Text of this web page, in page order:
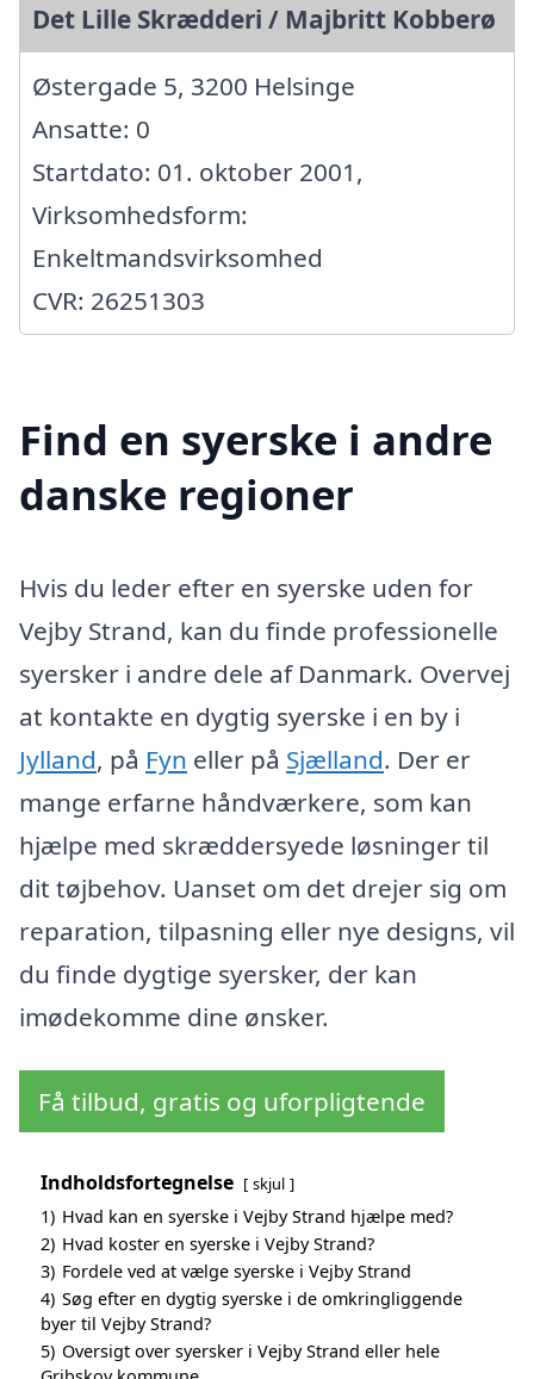
Det Lille Skrædderi / Majbritt Kobberø
Østergade 5, 3200 Helsinge
Ansatte: 0
Startdato: 01. oktober 2001,
Virksomhedsform:
Enkeltmandsvirksomhed
CVR: 26251303
Find en syerske i andre
danske regioner
Hvis du leder efter en syerske uden for
Vejby Strand, kan du finde professionelle
syersker i andre dele af Danmark. Overvej
at kontakte en dygtig syerske i en by i
Jylland, på Fyn eller på Sjælland. Der er
mange erfarne håndværkere, som kan
hjælpe med skræddersyede løsninger til
dit tøjbehov. Uanset om det drejer sig om
reparation, tilpasning eller nye designs, vil
du finde dygtige syersker, der kan
imødekomme dine ønsker.
Få tilbud, gratis og uforpligtende
Indholdsfortegnelse skjul
1) Hvad kan en syerske i Vejby Strand hjælpe med?
2) Hvad koster en syerske i Vejby Strand?
3) Fordele ved at vælge syerske i Vejby Strand
4) Søg efter en dygtig syerske i de omkringliggende
byer til Vejby Strand?
5) Oversigt over syersker i Vejby Strand eller hele